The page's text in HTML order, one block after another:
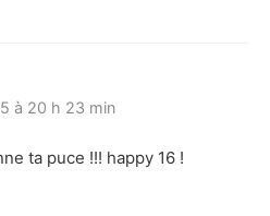
à 20 h 23 min
ta puce !!! happy 16 !